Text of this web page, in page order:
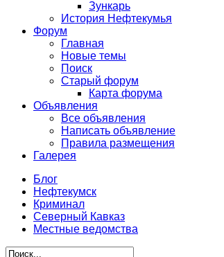
Зункарь
История Нефтекумья
Форум
Главная
Новые темы
Поиск
Старый форум
Карта форума
Объявления
Все объявления
Написать объявление
Правила размещения
Галерея
Блог
Нефтекумск
Криминал
Северный Кавказ
Местные ведомства